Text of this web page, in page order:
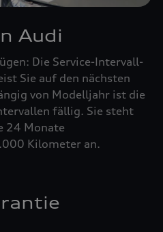
Audi
Die Service-Intervall-
Sie auf den nächsten
von Modelljahr ist die
fällig. Sie steht
24 Monate
Kilometer an.